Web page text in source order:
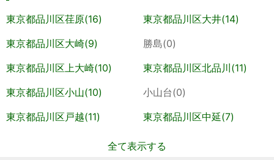
東京都品川区荏原(16)
東京都品川区大井(14)
東京都品川区大崎(9)
勝島(0)
東京都品川区上大崎(10)
東京都品川区北品川(11)
東京都品川区小山(10)
小山台(0)
東京都品川区戸越(11)
東京都品川区中延(7)
全て表示する